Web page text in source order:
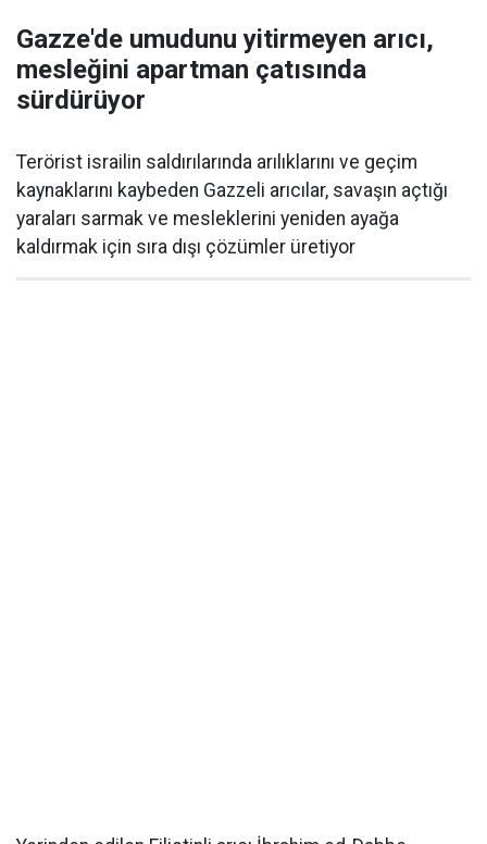
Gazze'de umudunu yitirmeyen arıcı,
mesleğini apartman çatısında
sürdürüyor
Terörist israilin saldırılarında arılıklarını ve geçim
kaynaklarını kaybeden Gazzeli arıcılar, savaşın açtığı
yaraları sarmak ve mesleklerini yeniden ayağa
kaldırmak için sıra dışı çözümler üretiyor